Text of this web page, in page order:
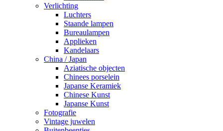
Verlichting
Luchters
Staande lampen
Bureaulampen
Applieken
Kandelaars
China / Japan
Aziatische objecten
Chinees porselein
Japanse Keramiek
Chinese Kunst
Japanse Kunst
Fotografie
Vintage juwelen